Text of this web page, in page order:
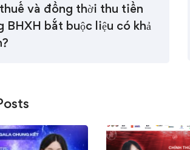
và đồng thời thu tiền
BHXH bắt buộc liệu có khả